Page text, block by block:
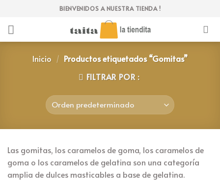
content
BIENVENIDOS A NUESTRA TIENDA !
Inicio / Productos etiquetados “Gomitas”
FILTRAR POR :
Las gomitas, los caramelos de goma, los caramelos de
goma o los caramelos de gelatina son una categoría
amplia de dulces masticables a base de gelatina.